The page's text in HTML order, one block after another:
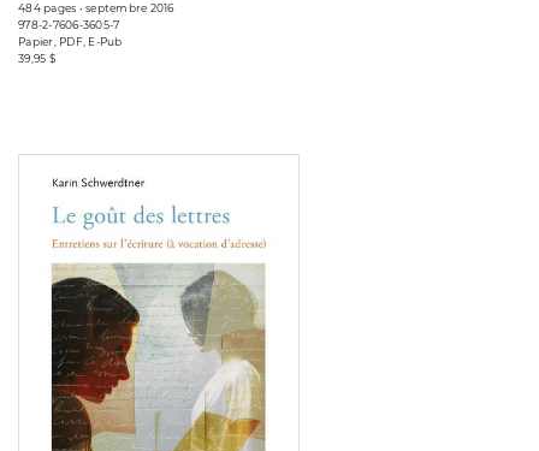
484 pages • septembre 2016
978-2-7606-3605-7
Papier, PDF, E-Pub
39,95 $